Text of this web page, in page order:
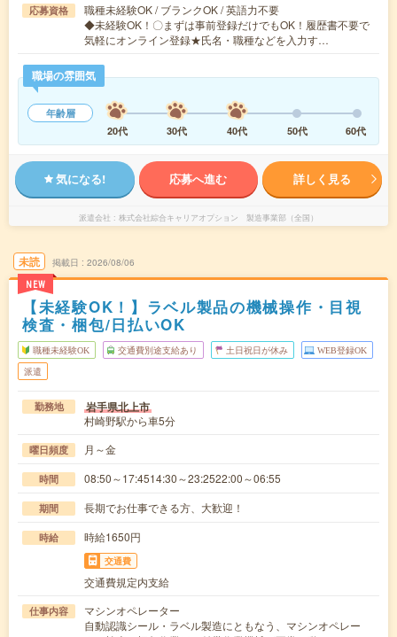
応募資格
職種未経験OK / ブランクOK / 英語力不要
◆未経験OK！〇まずは事前登録だけでもOK！履歴書不要で
気軽にオンライン登録★氏名・職種などを入力す…
職場の雰囲気
年齢層
20代
30代 40代 50代 60代
気になる! 応募へ進む 詳しく見る
派遣会社 株式会社綜合キャリアオプション 製造事業部（全国）
未読
NEW
掲載日 2026/08/06
【未経験OK！】ラベル製品の機械操作・目視
検査・梱包/日払いOK
職種未経験OK 交通費別途支給あり 土日祝日が休み WEB登録OK
派遣
勤務地 岩手県北上市
村崎野駅から車5分
曜日頻度 月～金
時間 08:50～17:4514:30～23:2522:00～06:55
期間 長期でお仕事できる方、大歓迎！
時給 時給1650円
交通費
交通費規定内支給
仕事内容
マシンオペレーター
自動認識シール・ラベル製造にともなう、マシンオペレー